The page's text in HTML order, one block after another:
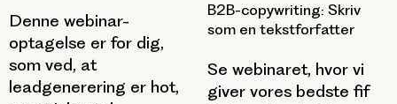
Denne webinar-
optagelse er for dig,
som ved, at
leadgenerering er hot,
B2B-copywriting: Skriv
som en tekstforfatter
Se webinaret, hvor vi
giver vores bedste fif